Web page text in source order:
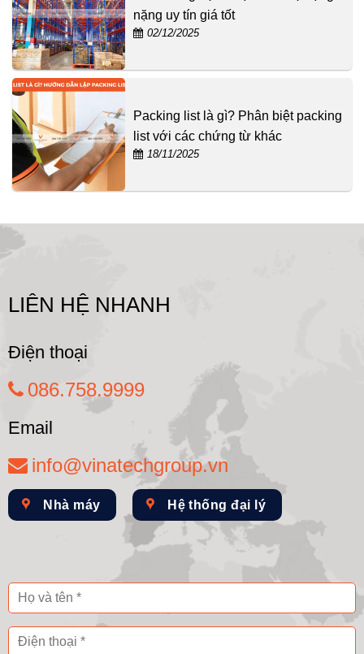
nặng uy tín giá tốt
02/12/2025
Packing list là gì? Phân biệt packing
list với các chứng từ khác
18/11/2025
LIÊN HỆ NHANH
Điện thoại
086.758.9999
Email
info@vinatechgroup.vn
Nhà máy Hệ thống đại lý